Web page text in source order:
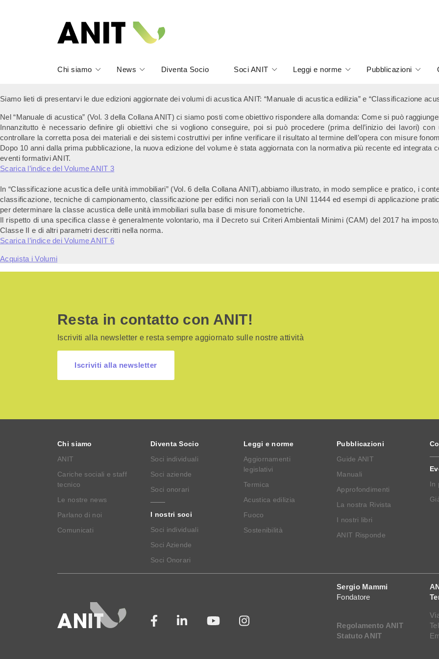
Chi siamo News Diventa Socio Soci ANIT Leggi e norme Pubblicazioni
Siamo lieti di presentarvi le due edizioni aggiornate dei volumi di acustica ANIT: “Manuale di acustica edilizia” e “Classificazione
Nel “Manuale di acustica” (Vol. 3 della Collana ANIT) ci siamo posti come obiettivo rispondere alla domanda: Come si può
Innanzitutto è necessario definire gli obiettivi che si vogliono conseguire, poi si può procedere (prima dell’inizio dei lavori) con
controllare la corretta posa dei materiali e dei sistemi costruttivi per infine verificare il risultato al termine dell’opera con misure
Dopo 10 anni dalla prima pubblicazione, la nuova edizione del volume è stata aggiornata con la normativa più recente ed
eventi formativi ANIT.
Scarica l’indice del Volume ANIT 3
In “Classificazione acustica delle unità immobiliari” (Vol. 6 della Collana ANIT),abbiamo illustrato, in modo semplice e pratico, i
classificazione, tecniche di campionamento, classificazione per edifici non seriali con la UNI 11444 ed esempi di applicazione
per determinare la classe acustica delle unità immobiliari sulla base di misure fonometriche.
Il rispetto di una specifica classe è generalmente volontario, ma il Decreto sui Criteri Ambientali Minimi (CAM) del 2017 ha
Classe II e di altri parametri descritti nella norma.
Scarica l’indice dei Volume ANIT 6
Acquista i Volumi
Resta in contatto con ANIT!
Iscriviti alla newsletter e resta sempre aggiornato sulle nostre attività
Iscriviti alla newsletter
Chi siamo
ANIT
Cariche sociali e staff
tecnico
Le nostre news
Parlano di noi
Comunicati
Diventa Socio
Soci individuali
Soci aziende
Soci onorari
I nostri soci
Soci individuali
Soci Aziende
Soci Onorari
Leggi e norme
Aggiornamenti
legislativi
Termica
Acustica edilizia
Fuoco
Sostenibilità
Pubblicazioni
Guide ANIT
Manuali
Approfondimenti
La nostra Rivista
I nostri libri
ANIT Risponde
In
Sergio Mammi
Fondatore
Regolamento ANIT
Statuto ANIT